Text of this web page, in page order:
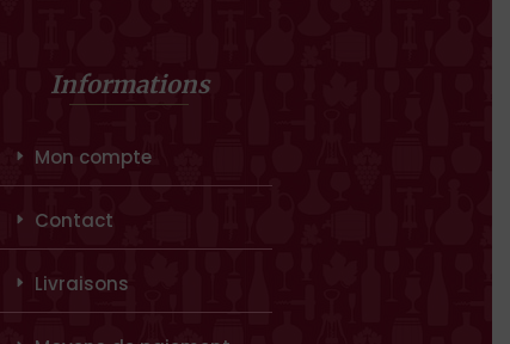
Informations
Mon compte
Contact
Livraisons